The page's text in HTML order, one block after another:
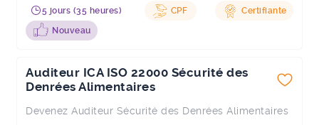
5 jours (35 heures) CPF
Certifiante
Nouveau
Auditeur ICA ISO 22000 Sécurité des
Denrées Alimentaires
Devenez Auditeur Sécurité des Denrées Alimentaires